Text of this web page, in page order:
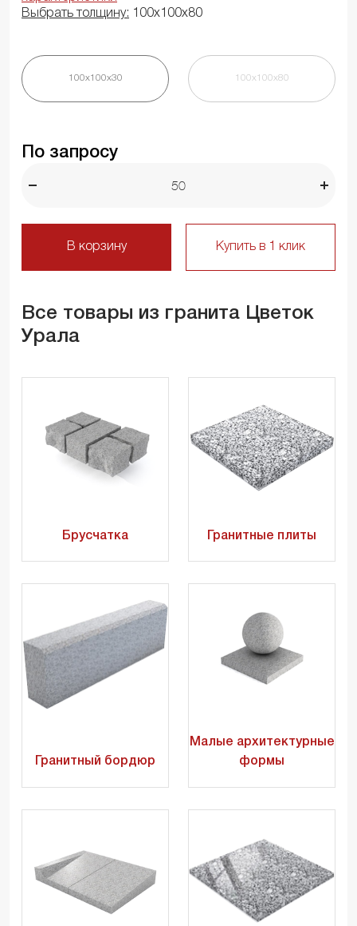
Выбрать толщину: 100х100х80
100х100х30 100х100х80
По запросу
В корзину Купить в 1 клик
Все товары из гранита Цветок
Урала
Брусчатка Гранитные плиты
Гранитный бордюр
Малые архитектурные
формы